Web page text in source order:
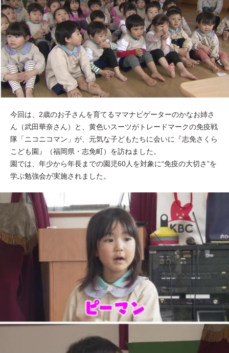
今回は、2歳のお子さんを育てるママナビゲーターのかなお姉さ
ん（武田華奈さん）と、黄色いスーツがトレードマークの免疫戦
隊「ニコニコマン」が、元気な子どもたちに会いに『志免さくら
こども園』（福岡県・志免町）を訪ねました。
園では、年少から年長までの園児60人を対象に“免疫の大切さ”を
学ぶ勉強会が実施されました。